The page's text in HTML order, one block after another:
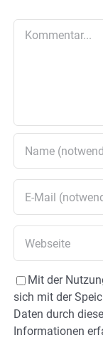
Mit der
sich mit der
Daten durch
Informationen